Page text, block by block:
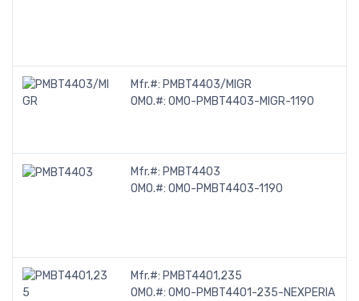
Mfr.#: PMBT4403/MIGR
OMO.#: OMO-PMBT4403-MIGR-1190
Mfr.#: PMBT4403
OMO.#: OMO-PMBT4403-1190
Mfr.#: PMBT4401,235
OMO.#: OMO-PMBT4401-235-NEXPERIA